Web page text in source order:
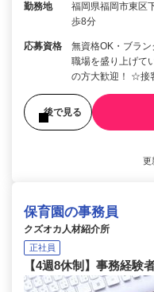
勤務地
福岡県福岡市東区
歩8分
応募資格
無資格OK・ブラ
職場を盛り上げて
の方大歓迎！ ☆接
後で見る
更
保育園の事務員
クズオカ人材紹介所
正社員
【4週8休制】事務経